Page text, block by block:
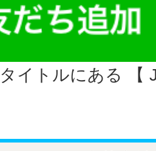
イトルにある 【